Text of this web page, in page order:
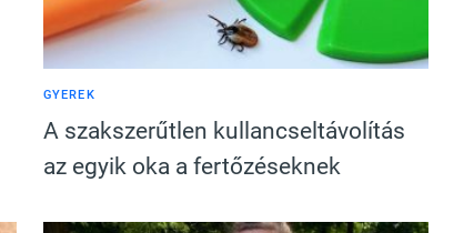
GYEREK
A szakszerűtlen kullancseltávolítás
az egyik oka a fertőzéseknek